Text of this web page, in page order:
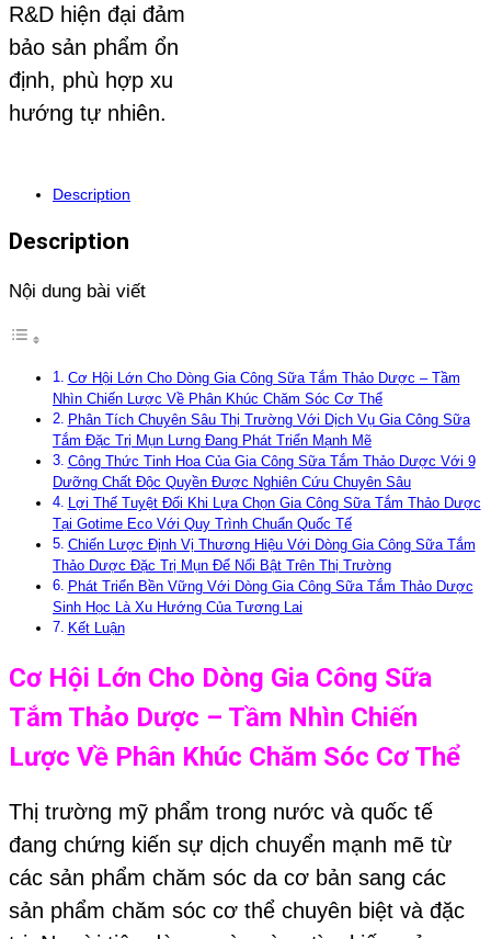
R&D hiện đại đảm
bảo sản phẩm ổn
định, phù hợp xu
hướng tự nhiên.
Description
Description
Nội dung bài viết
Cơ Hội Lớn Cho Dòng Gia Công Sữa Tắm Thảo Dược – Tầm
Nhìn Chiến Lược Về Phân Khúc Chăm Sóc Cơ Thể
Phân Tích Chuyên Sâu Thị Trường Với Dịch Vụ Gia Công Sữa
Tắm Đặc Trị Mụn Lưng Đang Phát Triển Mạnh Mẽ
Công Thức Tinh Hoa Của Gia Công Sữa Tắm Thảo Dược Với 9
Dưỡng Chất Độc Quyền Được Nghiên Cứu Chuyên Sâu
Lợi Thế Tuyệt Đối Khi Lựa Chọn Gia Công Sữa Tắm Thảo Dược
Tại Gotime Eco Với Quy Trình Chuẩn Quốc Tế
Chiến Lược Định Vị Thương Hiệu Với Dòng Gia Công Sữa Tắm
Thảo Dược Đặc Trị Mụn Để Nổi Bật Trên Thị Trường
Phát Triển Bền Vững Với Dòng Gia Công Sữa Tắm Thảo Dược
Sinh Học Là Xu Hướng Của Tương Lai
Kết Luận
Cơ Hội Lớn Cho Dòng Gia Công Sữa
Tắm Thảo Dược – Tầm Nhìn Chiến
Lược Về Phân Khúc Chăm Sóc Cơ Thể
Thị trường mỹ phẩm trong nước và quốc tế
đang chứng kiến sự dịch chuyển mạnh mẽ từ
các sản phẩm chăm sóc da cơ bản sang các
sản phẩm chăm sóc cơ thể chuyên biệt và đặc